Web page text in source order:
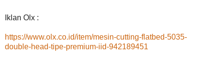
Iklan Olx :
https://www.olx.co.id/item/mesin-cutting-flatbed-5035-
double-head-tipe-premium-iid-942189451